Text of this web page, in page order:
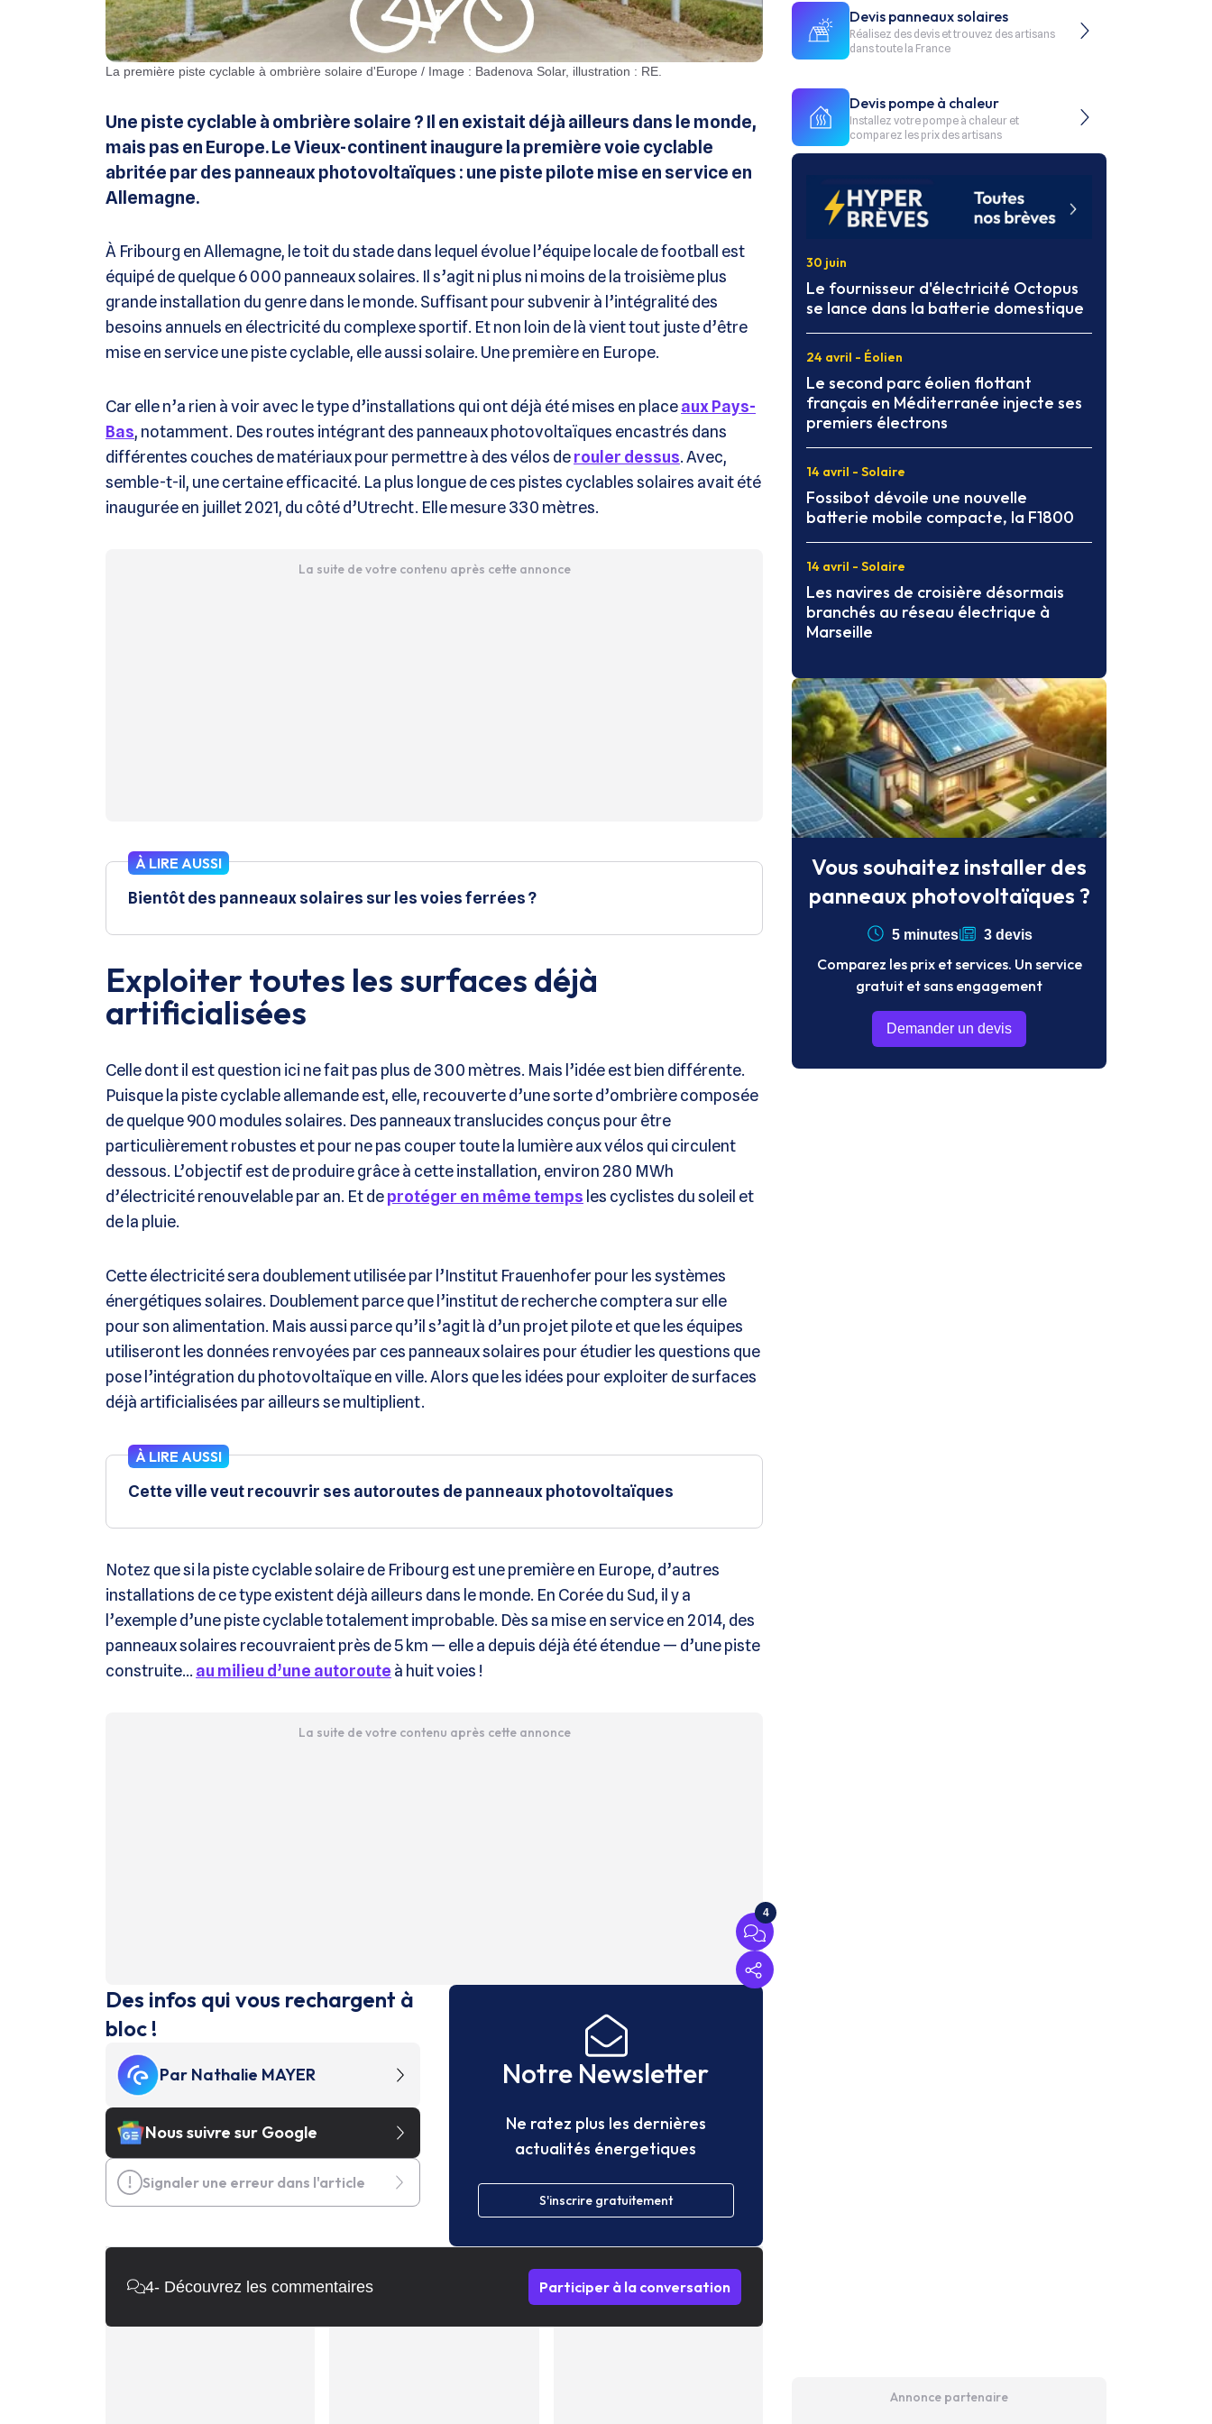
La première piste cyclable à ombrière solaire d'Europe / Image : Badenova Solar, illustration : RE.
Une piste cyclable à ombrière solaire ? Il en existait déjà ailleurs dans le monde,
mais pas en Europe. Le Vieux-continent inaugure la première voie cyclable
abritée par des panneaux photovoltaïques : une piste pilote mise en service en
Allemagne.
À Fribourg en Allemagne, le toit du stade dans lequel évolue l’équipe locale de football est
équipé de quelque 6 000 panneaux solaires. Il s’agit ni plus ni moins de la troisième plus
grande installation du genre dans le monde. Suffisant pour subvenir à l’intégralité des
besoins annuels en électricité du complexe sportif. Et non loin de là vient tout juste d’être
mise en service une piste cyclable, elle aussi solaire. Une première en Europe.
Car elle n’a rien à voir avec le type d’installations qui ont déjà été mises en placeaux Pays-
Bas, notamment. Des routes intégrant des panneaux photovoltaïques encastrés dans
différentes couches de matériaux pour permettre à des vélos derouler dessus. Avec,
semble-t-il, une certaine efficacité. La plus longue de ces pistes cyclables solaires avait été
inaugurée en juillet 2021, du côté d’Utrecht. Elle mesure 330 mètres.
La suite de votre contenu après cette annonce
À LIRE AUSSI
Bientôt des panneaux solaires sur les voies ferrées ?
Exploiter toutes les surfaces déjà
artificialisées
Celle dont il est question ici ne fait pas plus de 300 mètres. Mais l’idée est bien différente.
Puisque la piste cyclable allemande est, elle, recouverte d’une sorte d’ombrière composée
de quelque 900 modules solaires. Des panneaux translucides conçus pour être
particulièrement robustes et pour ne pas couper toute la lumière aux vélos qui circulent
dessous. L’objectif est de produire grâce à cette installation, environ 280 MWh
d’électricité renouvelable par an. Et deprotéger en même temps les cyclistes du soleil et
de la pluie.
Cette électricité sera doublement utilisée par l’Institut Frauenhofer pour les systèmes
énergétiques solaires. Doublement parce que l’institut de recherche comptera sur elle
pour son alimentation. Mais aussi parce qu’il s’agit là d’un projet pilote et que les équipes
utiliseront les données renvoyées par ces panneaux solaires pour étudier les questions que
pose l’intégration du photovoltaïque en ville. Alors que les idées pour exploiter de surfaces
déjà artificialisées par ailleurs se multiplient.
À LIRE AUSSI
Cette ville veut recouvrir ses autoroutes de panneaux photovoltaïques
Notez que si la piste cyclable solaire de Fribourg est une première en Europe, d’autres
installations de ce type existent déjà ailleurs dans le monde. En Corée du Sud, il y a
l’exemple d’une piste cyclable totalement improbable. Dès sa mise en service en 2014, des
panneaux solaires recouvraient près de 5 km — elle a depuis déjà été étendue — d’une piste
construite… au milieu d’une autoroute à huit voies !
La suite de votre contenu après cette annonce
4
Des infos qui vous rechargent à
bloc !
Par Nathalie MAYER
Nous suivre sur Google
Signaler une erreur dans l'article
Notre Newsletter
Ne ratez plus les dernières
actualités énergetiques
S'inscrire gratuitement
4- Découvrez les commentaires Participer à la conversation
Devis panneaux solaires
Réalisez des devis et trouvez des artisans
dans toute la France
Devis pompe à chaleur
Installez votre pompe à chaleur et
comparez les prix des artisans
30 juin
Le fournisseur d'électricité Octopus
se lance dans la batterie domestique
24 avril - Éolien
Le second parc éolien flottant
français en Méditerranée injecte ses
premiers électrons
14 avril - Solaire
Fossibot dévoile une nouvelle
batterie mobile compacte, la F1800
14 avril - Solaire
Les navires de croisière désormais
branchés au réseau électrique à
Marseille
Vous souhaitez installer des
panneaux photovoltaïques ?
5 minutes 3 devis
Comparez les prix et services. Un service
gratuit et sans engagement
Demander un devis
Annonce partenaire